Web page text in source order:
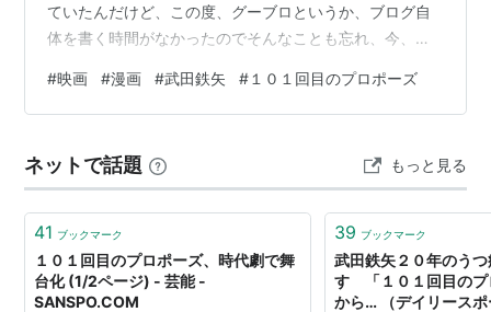
ていたんだけど、この度、グーブロというか、ブログ自
体を書く時間がなかったのでそんなことも忘れ、今、思
話。プロゴルファーなんたらっていう武田鉄矢さんが主
演の映画で、それの２！そもそも、１を見てないんだけ
多かったからな（記憶はありませんが！） ハンガーヌン
チャクとか！この映画じゃないけど！あと、取られてた
まるかとか！！全然覚えてないけど、明石家…
#映画 #漫画 #武田鉄矢 # １０１回目のプロポーズ
ネットで話題 もっと見る
41 ブックマーク
１０１回目のプロポーズ、時代劇で舞
台化 (1/2ページ) - 芸能 -
SANSPO.COM
39 ブックマーク
武田鉄矢２０年のう
す 「１０１回目のプ
から… （デイリース